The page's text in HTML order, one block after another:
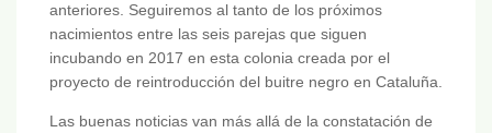
anteriores. Seguiremos al tanto de los próximos
nacimientos entre las seis parejas que siguen
incubando en 2017 en esta colonia creada por el
proyecto de reintroducción del buitre negro en Cataluña.
Las buenas noticias van más allá de la constatación de